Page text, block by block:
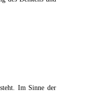
Im Sinne der